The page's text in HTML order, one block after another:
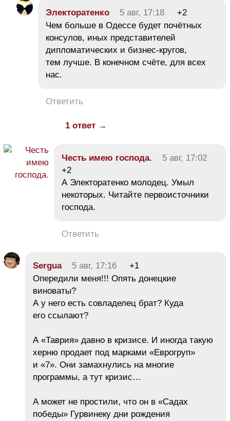
Электоратенко 5 авг, 17:18
+2
Чем больше в Одессе будет почётных
консулов, иных представителей
дипломатических и бизнес-кругов,
тем лучше. В конечном счёте, для всех
нас.
Ответить
1 ответ →
Честь имею господа.
5 авг, 17:02
+2
А Электоратенко молодец. Умыл
некоторых. Читайте первоисточники
господа.
Ответить
Sergua 5 авг, 17:16
+1
Опередили меня!!! Опять донецкие
виноваты?
А у него есть совладелец брат? Куда
его ссылают?
А «Таврия» давно в кризисе. И иногда такую
херню продает под марками «Еврогруп»
и «7». Они замахнулись на многие
программы, а тут кризис…
А может не простили, что он в «Садах
победы» Гурвинеку дни рождения